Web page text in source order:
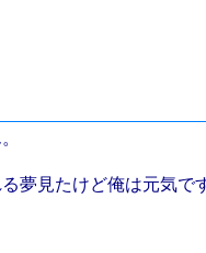
夢見たけど俺は元気で